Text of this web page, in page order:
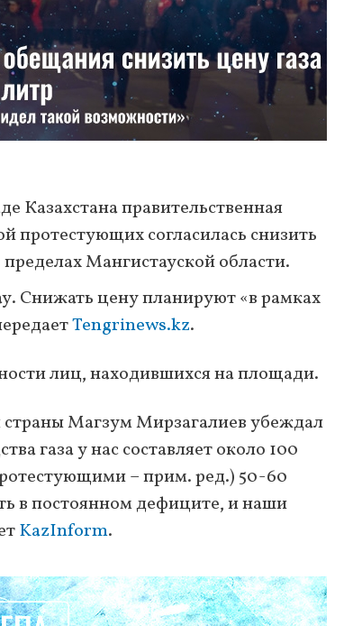
Казахстана правительственная
протестующих согласилась снизить
Мангистауской области.
Снижать цену планируют «в рамках
Tengrinews.kz.
лиц, находившихся на площади.
страны Магзум Мирзагалиев убеждал
газа у нас составляет около 100
– прим. ред.) 50-60
в постоянном дефиците, и наши
KazInform.